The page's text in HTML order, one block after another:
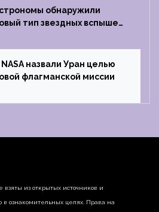
обнаружили
тип звездных вспышек
NASA назвали Уран целью
флагманской миссии
из открытых источников и
в ознакомительных целях. Права на